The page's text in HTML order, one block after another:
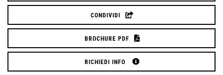
CONDIVIDI
BROCHURE PDF
RICHIEDI INFO